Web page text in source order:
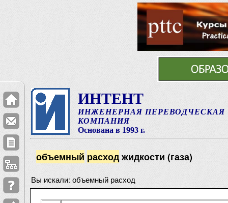
ИНТЕНТ
ИНЖЕНЕРНАЯ ПЕРЕВОДЧЕСКАЯ
КОМПАНИЯ
Основана в 1993 г.
объемный расходжидкости (газа)
Вы искали: объемный расход